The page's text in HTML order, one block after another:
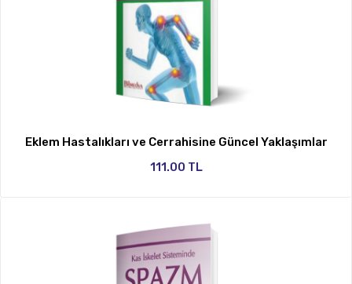
Eklem Hastalıkları ve Cerrahisine Güncel Yaklaşımlar
111.00 TL